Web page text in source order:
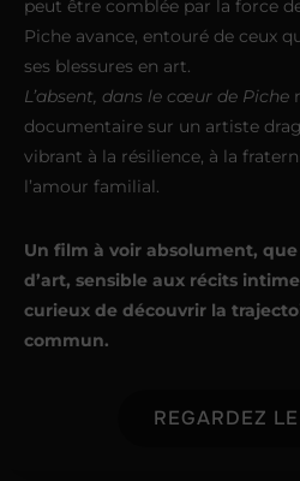
peut être comblée par la force
Piche avance, entouré de ceux
ses blessures en art.
L’absent, dans le cœur de Piche
documentaire sur un artiste
vibrant à la résilience, à la
l’amour familial.
Un film à voir absolument, que
d’art, sensible aux récits
curieux de découvrir la
commun.
REGARDEZ